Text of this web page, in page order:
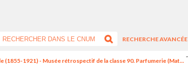
RECHERCHE AVANCÉE
(1855-1921) - Musée rétrospectif de la classe 90. Parfumerie (Mat...